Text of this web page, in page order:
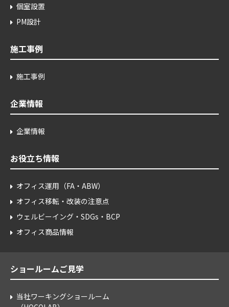
個室設置
PM設計
施工事例
施工事例
企業情報
企業情報
お役立ち情報
オフィス運用（FA・ABW）
オフィス移転・改装の注意点
ウェルビーイング・SDGs・BCP
オフィス商品情報
ショールームご見学
当社ワーキングショールーム